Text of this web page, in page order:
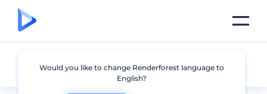
全てのロゴ
Would you like to change Renderforest language to
English?